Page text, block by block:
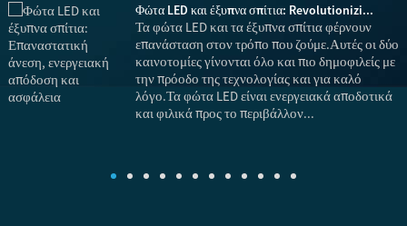
Φώτα LED και έξυπνα σπίτια: Revolutionizi...
Τα φώτα LED και τα έξυπνα σπίτια φέρνουν
επανάσταση στον τρόπο που ζούμε.Αυτές οι δύο
καινοτομίες γίνονται όλο και πιο δημοφιλείς με
την πρόοδο της τεχνολογίας και για καλό
λόγο.Τα φώτα LED είναι ενεργειακά αποδοτικά
και φιλικά προς το περιβάλλον...